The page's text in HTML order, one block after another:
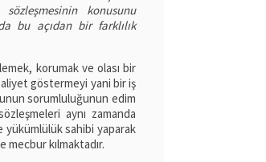
konusunu
bu açıdan bir farklılık
korumak ve olası bir
göstermeyi yani bir iş
sorumluluğunun edim
aynı zamanda
yükümlülük sahibi yaparak
kılmaktadır.